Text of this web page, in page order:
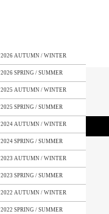
2026 AUTUMN / WINTER
2026 SPRING / SUMMER
2025 AUTUMN / WINTER
2025 SPRING / SUMMER
2024 AUTUMN / WINTER
2024 SPRING / SUMMER
2023 AUTUMN / WINTER
2023 SPRING / SUMMER
2022 AUTUMN / WINTER
2022 SPRING / SUMMER